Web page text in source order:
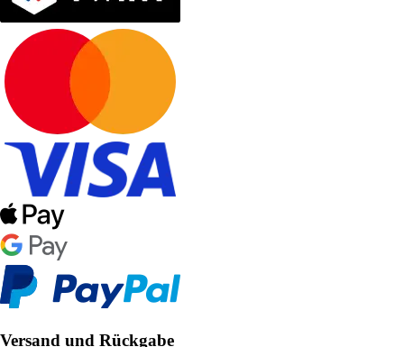
Versand und Rückgabe